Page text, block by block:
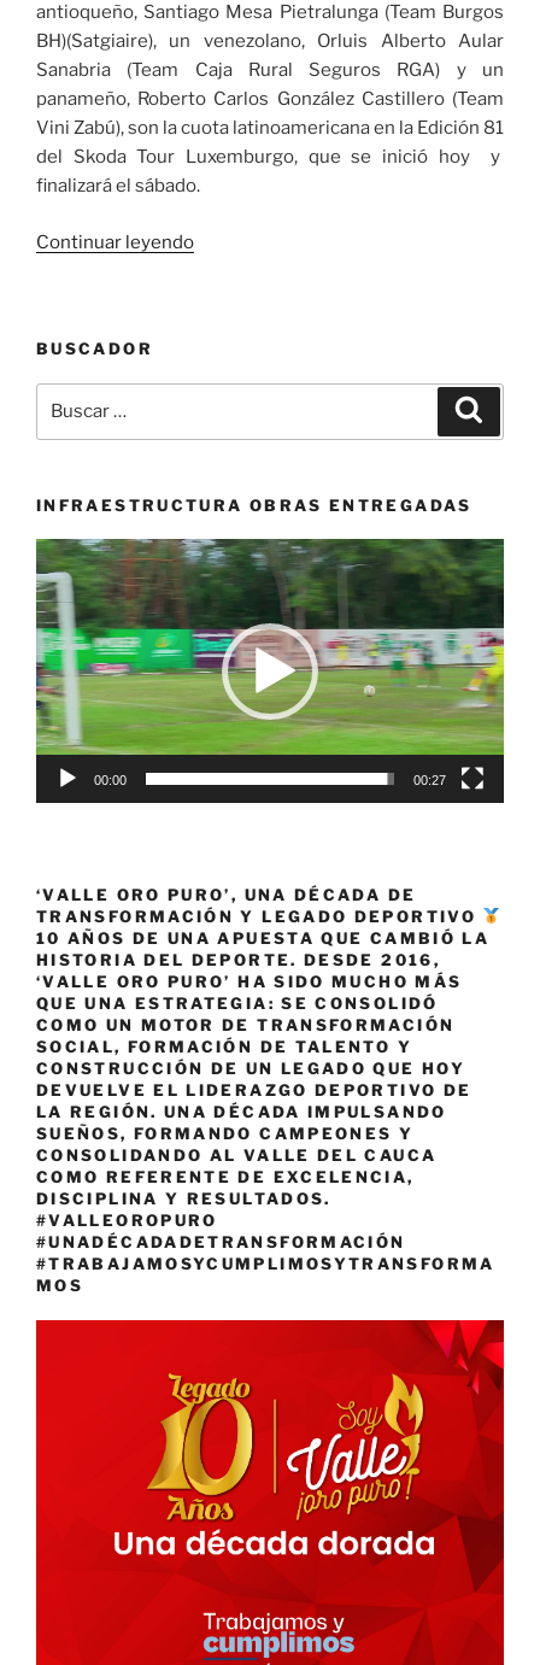
antioqueño, Santiago Mesa Pietralunga (Team Burgos
BH)(Satgiaire), un venezolano, Orluis Alberto Aular
Sanabria (Team Caja Rural Seguros RGA) y un
panameño, Roberto Carlos González Castillero (Team
Vini Zabú), son la cuota latinoamericana en la Edición 81
del Skoda Tour Luxemburgo, que se inició hoy y
finalizará el sábado.
Continuar leyendo«Seis
edición
del
Tour
BUSCADOR
por:
INFRAESTRUCTURA OBRAS ENTREGADAS
Reproductor
de
vídeo
00:00 00:27
‘VALLE ORO PURO’, UNA DÉCADA DE
TRANSFORMACIÓN Y LEGADO DEPORTIVO
10 AÑOS DE UNA APUESTA QUE CAMBIÓ LA
HISTORIA DEL DEPORTE. DESDE 2016,
‘VALLE ORO PURO’ HA SIDO MUCHO MÁS
QUE UNA ESTRATEGIA: SE CONSOLIDÓ
COMO UN MOTOR DE TRANSFORMACIÓN
SOCIAL, FORMACIÓN DE TALENTO Y
CONSTRUCCIÓN DE UN LEGADO QUE HOY
DEVUELVE EL LIDERAZGO DEPORTIVO DE
LA REGIÓN. UNA DÉCADA IMPULSANDO
SUEÑOS, FORMANDO CAMPEONES Y
CONSOLIDANDO AL VALLE DEL CAUCA
COMO REFERENTE DE EXCELENCIA,
DISCIPLINA Y RESULTADOS.
#VALLEOROPURO
#UNADÉCADADETRANSFORMACIÓN
#TRABAJAMOSYCUMPLIMOSYTRANSFORMA
MOS